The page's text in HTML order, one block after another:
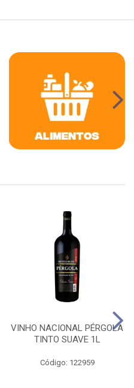
VINHO NACIONAL PÉRGOLA
TINTO SUAVE 1L
Código: 122959